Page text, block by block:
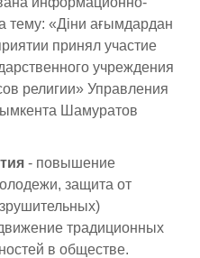
технологий
тему: «Діни ағымдардан
принял участие
учреждения
религии» Управления
Шамуратов
- повышение
защита от
традиционных
в обществе.